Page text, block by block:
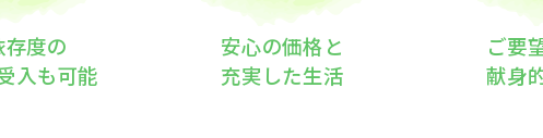
度の
入も可能
安心の価格と
充実した生活
ご要
献身